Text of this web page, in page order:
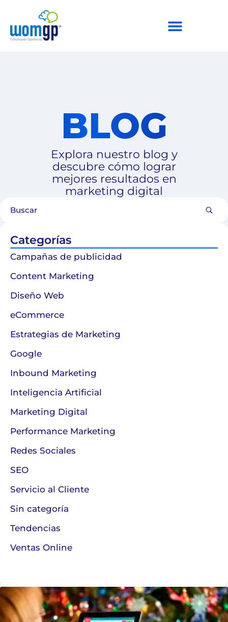
BLOG
Explora nuestro blog y
descubre cómo lograr
mejores resultados en
marketing digital
Categorías
Campañas de publicidad
Content Marketing
Diseño Web
eCommerce
Estrategias de Marketing
Google
Inbound Marketing
Inteligencia Artificial
Marketing Digital
Performance Marketing
Redes Sociales
SEO
Servicio al Cliente
Sin categoría
Tendencias
Ventas Online